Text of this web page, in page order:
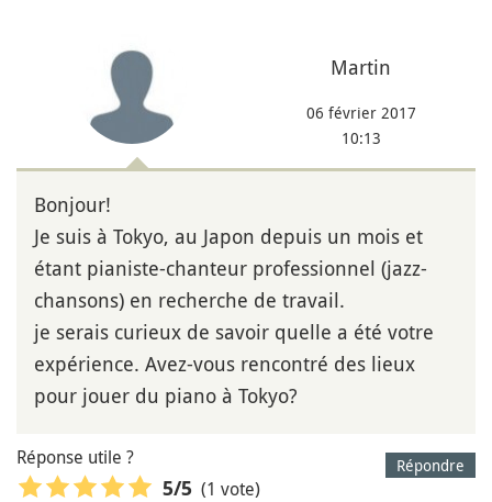
Martin
06 février 2017
10:13
Bonjour!
Je suis à Tokyo, au Japon depuis un mois et
étant pianiste-chanteur professionnel (jazz-
chansons) en recherche de travail.
je serais curieux de savoir quelle a été votre
expérience. Avez-vous rencontré des lieux
pour jouer du piano à Tokyo?
Répondre
Réponse utile ?
5/5 (1 vote)